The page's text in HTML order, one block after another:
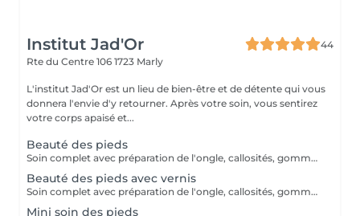
Institut Jad'Or
44
Rte du Centre 106 1723 Marly
L'institut Jad'Or est un lieu de bien-être et de détente qui vous
donnera l'envie d'y retourner. Après votre soin, vous sentirez
votre corps apaisé et...
Beauté des pieds
Soin complet avec préparation de l'ongle, callosités, gommage, massage. ( sans vernis)
Beauté des pieds avec vernis
Soin complet avec préparation de l'ongle, callosités, gommage, massage.
Mini soin des pieds